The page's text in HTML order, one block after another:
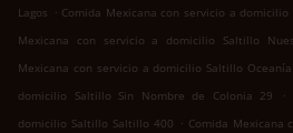
Lagos . Comida Mexicana con servicio a domicilio
Mexicana con servicio a domicilio Saltillo
Mexicana con servicio a domicilio Saltillo Oceanía
domicilio Saltillo Sin Nombre de Colonia 29
.
domicilio Saltillo Saltillo 400 . Comida Mexicana